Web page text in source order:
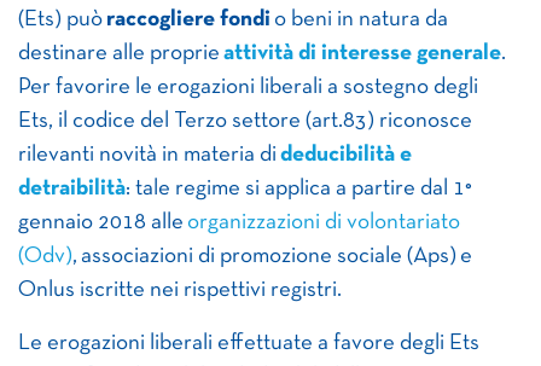
(Ets) può raccogliere fondi o beni in natura da
destinare alle proprie attività di interesse generale.
Per favorire le erogazioni liberali a sostegno degli
Ets, il codice del Terzo settore (art.83) riconosce
rilevanti novità in materia di deducibilità e
detraibilità: tale regime si applica a partire dal 1°
gennaio 2018 alle organizzazioni di volontariato
(Odv), associazioni di promozione sociale (Aps) e
Onlus iscritte nei rispettivi registri.
Le erogazioni liberali effettuate a favore degli Ets